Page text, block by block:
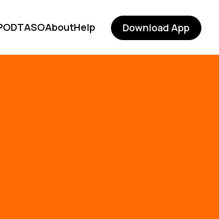
Download App
TASOAboutHelp